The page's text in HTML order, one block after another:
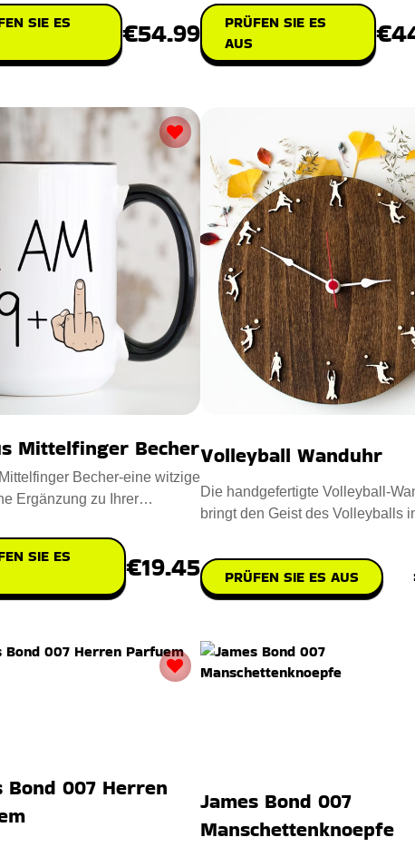
SIE ES
€54.99
Sorgfalt mi
PRÜFEN SIE ES
AUS
Mittelfinger Becher
Becher-eine witzige
Ergänzung zu Ihrer
SIE ES
€19.45
Volleyball Wanduhr
Die handgefertigte Volleyball-
bringt den Geist des Volleyballs
PRÜFEN SIE ES AUS
Bond 007 Herren
James Bond 007
Manschettenknoepfe